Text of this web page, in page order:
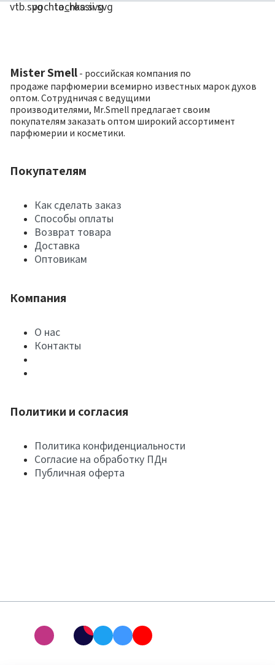
Mister Smell - российская компания по
продаже парфюмерии всемирно известных марок духов
оптом. Сотрудничая с ведущими
производителями, Mr.Smell предлагает своим
покупателям заказать оптом широкий ассортимент
парфюмерии и косметики.
Покупателям
Как сделать заказ
Способы оплаты
Возврат товара
Доставка
Оптовикам
Компания
О нас
Контакты
Политики и согласия
Политика конфиденциальности
Согласие на обработку ПДн
Публичная оферта